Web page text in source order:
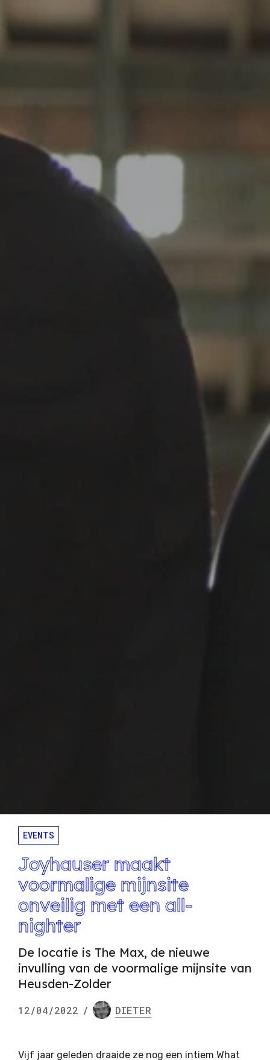
EVENTS
Joyhauser maakt
voormalige mijnsite
onveilig met een all-
nighter
De locatie is The Max, de nieuwe
invulling van de voormalige mijnsite van
Heusden-Zolder
12/04/2022 / DIETER
Vijf jaar geleden draaide ze nog een intiem What